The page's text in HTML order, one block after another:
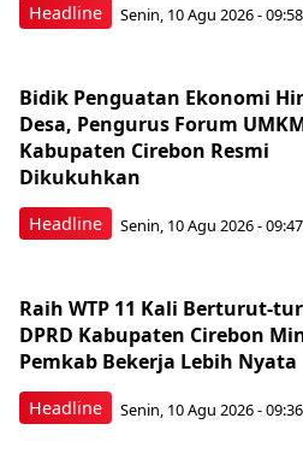
Headline Senin, 10 Agu 2026 - 09:58
Headline
Bidik Penguatan Ekonomi
Desa, Pengurus Forum
Kabupaten Cirebon Resmi
Dikukuhkan
Senin, 10 Agu 2026 - 09:47
Headline
Raih WTP 11 Kali Berturut-
DPRD Kabupaten Cirebon
Pemkab Bekerja Lebih Nyata
Senin, 10 Agu 2026 - 09:36